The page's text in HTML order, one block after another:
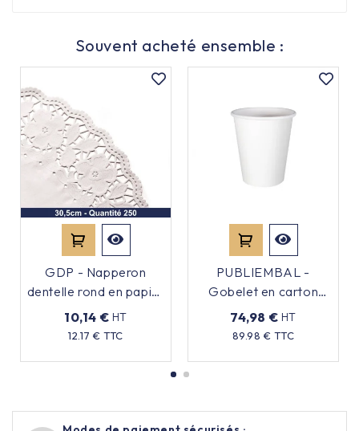
Souvent acheté ensemble :
GDP - Napperon
dentelle rond en papier
- Blanc - 31cm - x250
10,14 € HT
12.17 € TTC
Prix
PUBLIEMBAL -
Gobelet en carton
emballé
individuellement - 20cl
74,98 € HT
89.98 € TTC
Prix